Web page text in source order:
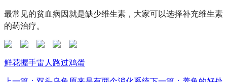
最常见的贫血病因就是缺少维生素，大家可以选择补充维生素
的药治疗。
鲜花握手雷人 路过鸡蛋